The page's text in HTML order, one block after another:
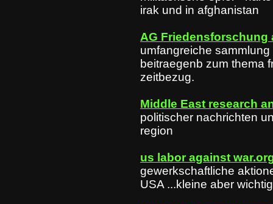
irak und in afghanistan
AG Friedensforschung
umfangreiche
beitraegenb zum thema
zeitbezug.
Middle East research
politischer nachrichten
region
us labor against
gewerkschaftliche
USA ...kleine aber